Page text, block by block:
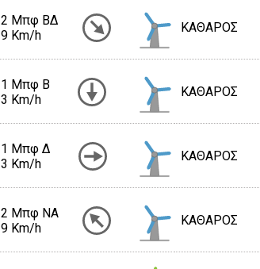
2 Μπφ ΒΔ
9 Km/h
ΚΑΘΑΡΟΣ
1 Μπφ B
3 Km/h
ΚΑΘΑΡΟΣ
1 Μπφ Δ
3 Km/h
ΚΑΘΑΡΟΣ
2 Μπφ NA
9 Km/h
ΚΑΘΑΡΟΣ